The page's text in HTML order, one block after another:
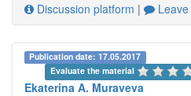
Discussion platform |
Publication date: 17.05.2017
Evaluate the material
Ekaterina A. Muraveva